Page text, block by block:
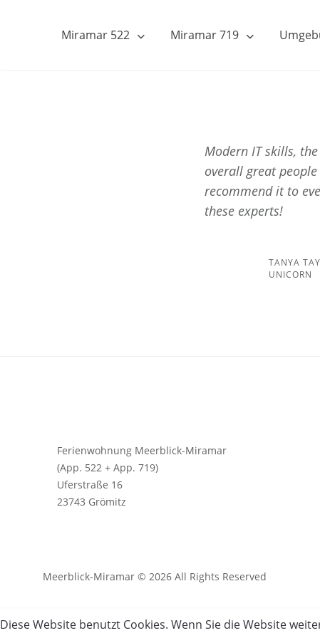
Miramar 522 Miramar 719
Modern IT skills,
overall great
recommend it to
these experts!
TANYA
UNICORN
Ferienwohnung Meerblick-Miramar
(App. 522 + App. 719)
Uferstraße 16
23743 Grömitz
Meerblick-Miramar © 2026 All Rights Reserved
Diese Website benutzt Cookies. Wenn Sie die Website